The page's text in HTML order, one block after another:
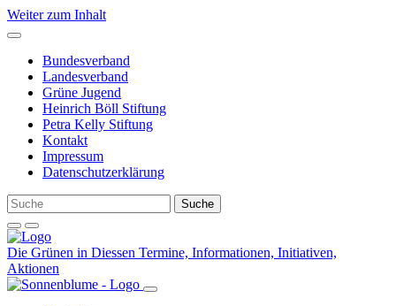
Weiter zum Inhalt
Bundesverband
Landesverband
Grüne Jugend
Heinrich Böll Stiftung
Petra Kelly Stiftung
Kontakt
Impressum
Datenschutzerklärung
Die Grünen in Diessen Termine, Informationen, Initiativen,
Aktionen